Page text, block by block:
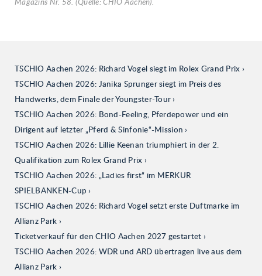
Magazins Nr. 58. (Quelle: CHIO Aachen).
TSCHIO Aachen 2026: Richard Vogel siegt im Rolex Grand Prix
TSCHIO Aachen 2026: Janika Sprunger siegt im Preis des
Handwerks, dem Finale der Youngster-Tour
TSCHIO Aachen 2026: Bond-Feeling, Pferdepower und ein
Dirigent auf letzter „Pferd & Sinfonie“-Mission
TSCHIO Aachen 2026: Lillie Keenan triumphiert in der 2.
Qualifikation zum Rolex Grand Prix
TSCHIO Aachen 2026: „Ladies first“ im MERKUR
SPIELBANKEN-Cup
TSCHIO Aachen 2026: Richard Vogel setzt erste Duftmarke im
Allianz Park
Ticketverkauf für den CHIO Aachen 2027 gestartet
TSCHIO Aachen 2026: WDR und ARD übertragen live aus dem
Allianz Park